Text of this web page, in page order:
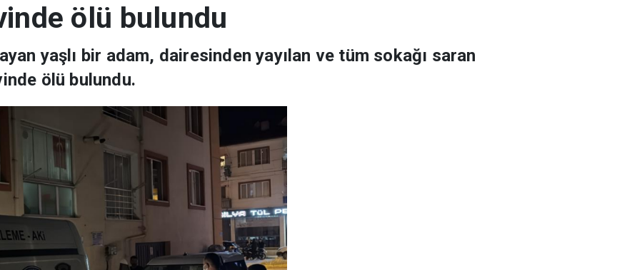
ölü bulundu
yaşlı bir adam, dairesinden yayılan ve tüm sokağı saran
ölü bulundu.